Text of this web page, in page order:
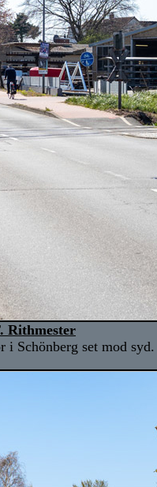
Rithmester
Schönberg set mod syd.